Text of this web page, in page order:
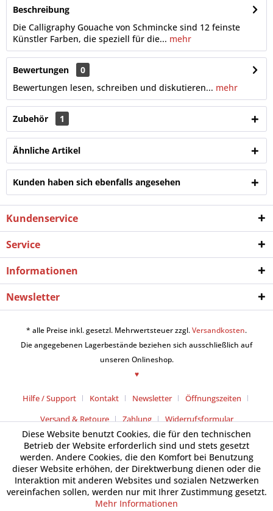
Beschreibung
Die Calligraphy Gouache von Schmincke sind 12 feinste
Künstler Farben, die speziell für die... mehr
Bewertungen
0
Bewertungen lesen, schreiben und diskutieren... mehr
Zubehör 1
Ähnliche Artikel
Kunden haben sich ebenfalls angesehen
Kundenservice
Service
Informationen
Newsletter
* alle Preise inkl. gesetzl. Mehrwertsteuer zzgl.Versandkosten.
Die angegebenen Lagerbestände beziehen sich ausschließlich auf
unseren Onlineshop.
♥
Hilfe / Support Kontakt Newsletter
Öffnungszeiten
Versand & Retoure
Zahlung Widerrufsformular
Diese Website benutzt Cookies, die für den technischen
Betrieb der Website erforderlich sind und stets gesetzt
werden. Andere Cookies, die den Komfort bei Benutzung
dieser Website erhöhen, der Direktwerbung dienen oder die
Interaktion mit anderen Websites und sozialen Netzwerken
vereinfachen sollen, werden nur mit Ihrer Zustimmung gesetzt.
Mehr Informationen